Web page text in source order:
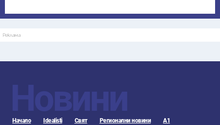
Реклама
Новини
Начало Idealisti Свят Регионални новини А1